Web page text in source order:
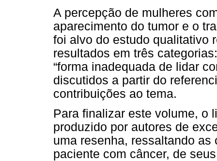
A percepção de mulheres
aparecimento do tumor e o
foi alvo do estudo qualitativo
resultados em três
“forma inadequada de lidar
discutidos a partir do
contribuições ao tema.
Para finalizar este volume, o
produzido por autores de
uma resenha, ressaltando
paciente com câncer, de